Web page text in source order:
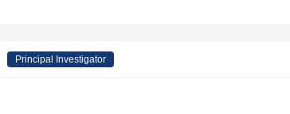
Principal Investigator